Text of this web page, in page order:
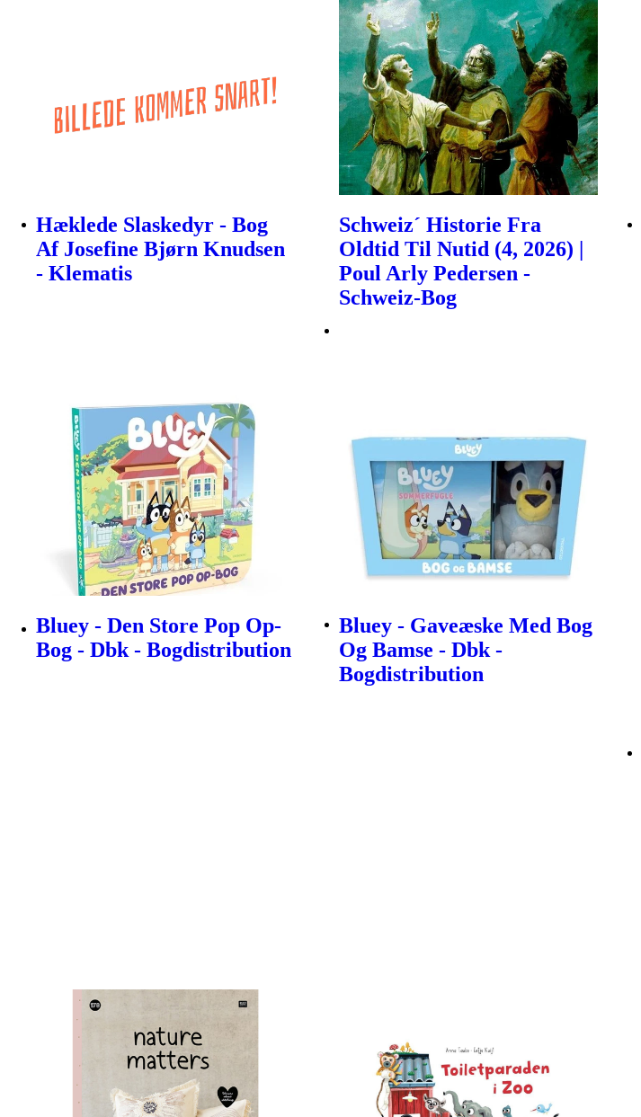
Hæklede Slaskedyr - Bog
Af Josefine Bjørn Knudsen
- Klematis
Schweiz´ Historie Fra
Oldtid Til Nutid (4, 2026) |
Poul Arly Pedersen -
Schweiz-Bog
Bluey - Den Store Pop Op-
Bog - Dbk - Bogdistribution
Bluey - Gaveæske Med Bog
Og Bamse - Dbk -
Bogdistribution